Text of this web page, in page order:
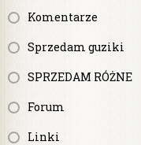
Komentarze
Sprzedam guziki
SPRZEDAM RÓŻNE
Forum
Linki